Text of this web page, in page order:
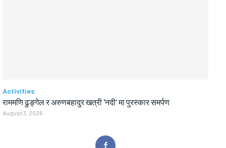
Activities
राममणि ढुङ्गेल र अरुणबहादुर खत्री ‘नदी’ मा पुरस्कार समर्पण
August 3, 2026